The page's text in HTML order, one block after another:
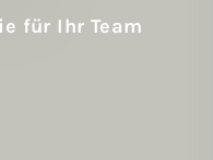
für Ihr Team